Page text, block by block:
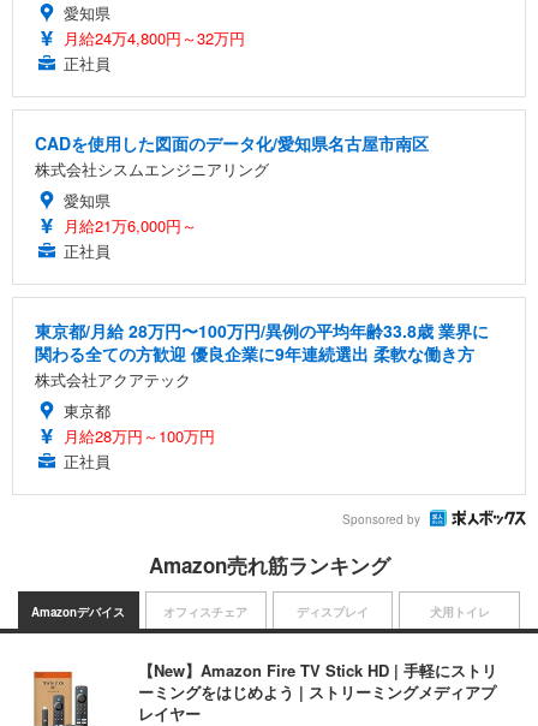
愛知県
月給24万4,800円～32万円
正社員
CADを使用した図面のデータ化/愛知県名古屋市南区
株式会社シスムエンジニアリング
愛知県
月給21万6,000円～
正社員
東京都/月給 28万円〜100万円/異例の平均年齢33.8歳 業界に
関わる全ての方歓迎 優良企業に9年連続選出 柔軟な働き方
株式会社アクアテック
東京都
月給28万円～100万円
正社員
Sponsored by
Amazon売れ筋ランキング
Amazonデバイス
【New】Amazon Fire TV Stick HD | 手軽にストリ
ーミングをはじめよう | ストリーミングメディアプ
レイヤー
オフィスチェア ディスプレイ 犬用トイレ